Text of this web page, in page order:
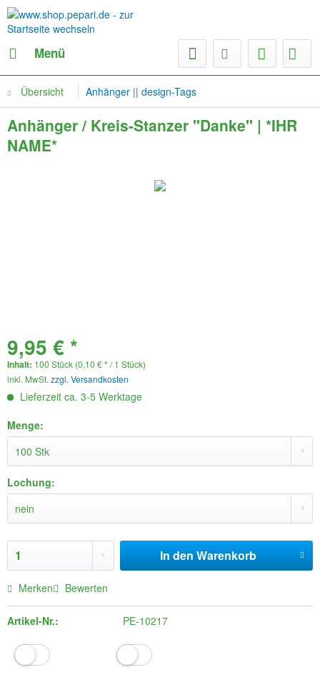
Menü
Übersicht Anhänger || design-Tags
Anhänger / Kreis-Stanzer "Danke" | *IHR
NAME*
9,95 € *
Inhalt: 100 Stück (0,10 € * / 1 Stück)
inkl. MwSt. zzgl. Versandkosten
Lieferzeit ca. 3-5 Werktage
Menge:
Lochung:
In den Warenkorb
Merken Bewerten
Artikel-Nr.: PE-10217